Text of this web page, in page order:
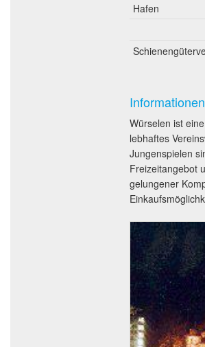
Hafen
Würselen ist
lebhaftes
Jungenspielen
Freizeitangebot
gelungener